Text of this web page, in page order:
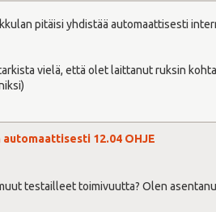
Service"
pitäisi yhdistää automaattisesti
vielä, että olet laittanut ruksin
12.04 OHJE
testailleet toimivuutta? Olen